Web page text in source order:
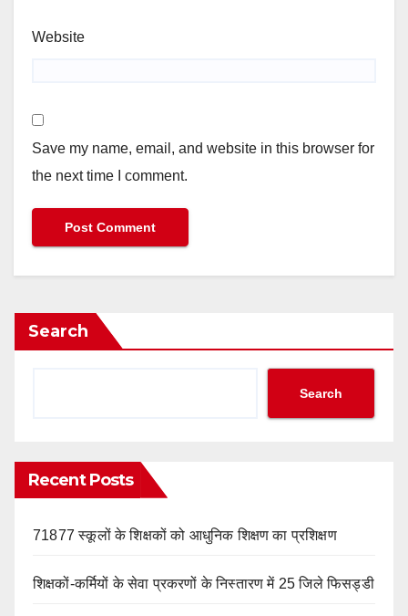
Website
Save my name, email, and website in this browser for
the next time I comment.
Search
Search
Recent Posts
71877 स्कूलों के शिक्षकों को आधुनिक शिक्षण का प्रशिक्षण
शिक्षकों-कर्मियों के सेवा प्रकरणों के निस्तारण में 25 जिले फिसड्डी